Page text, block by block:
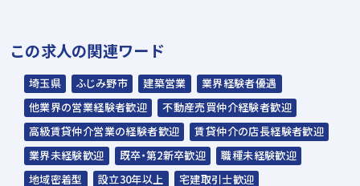
式会社が行います＊
スラッシュ株式会社からのご連絡をお待ち
ください。
ご連絡までに7日程度いただく場合があり
ます。予めご了承ください。
この求人の関連ワード
埼玉県 ふじみ野市 建築営業
業界経験者優遇
他業界の営業経験者歓迎
不動産売買仲介経験者歓迎
高級賃貸仲介営業の経験者歓迎
賃貸仲介の店長経験者歓迎
業界未経験歓迎
既卒・第2新卒歓迎
職種未経験歓迎
地域密着型
設立30年以上
宅建取引士歓迎